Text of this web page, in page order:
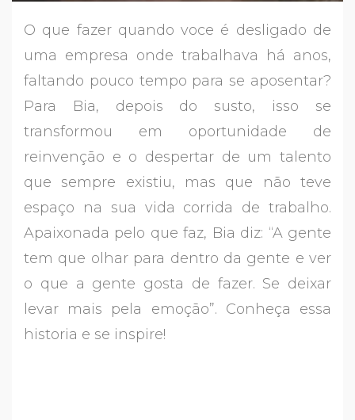
O que fazer quando voce é desligado de
uma empresa onde trabalhava há anos,
faltando pouco tempo para se aposentar?
Para Bia, depois do susto, isso se
transformou em oportunidade de
reinvenção e o despertar de um talento
que sempre existiu, mas que não teve
espaço na sua vida corrida de trabalho.
Apaixonada pelo que faz, Bia diz: “A gente
tem que olhar para dentro da gente e ver
o que a gente gosta de fazer. Se deixar
levar mais pela emoção”. Conheça essa
historia e se inspire!